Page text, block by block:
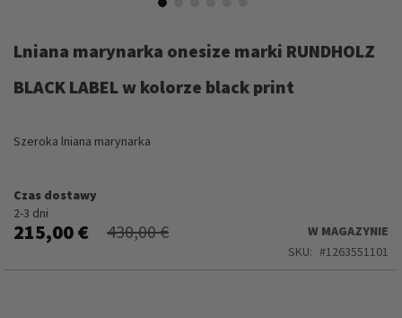
początek
Lniana marynarka onesize marki RUNDHOLZ
BLACK LABEL w kolorze black print
Szeroka lniana marynarka
Czas dostawy
2-3 dni
215,00 € 430,00 €
W MAGAZYNIE
SKU
1263551101